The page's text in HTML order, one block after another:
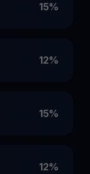
15%
12%
15%
12%